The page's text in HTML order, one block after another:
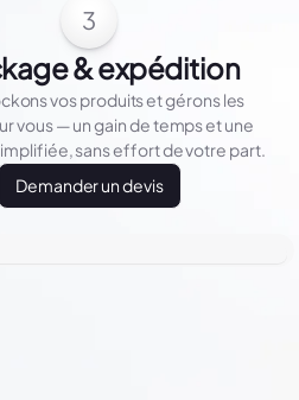
3
& expédition
vos produits et gérons les
vous — un gain de temps et une
sans effort de votre part.
Demander un devis